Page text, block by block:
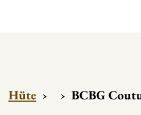
Hüte › › BCBG